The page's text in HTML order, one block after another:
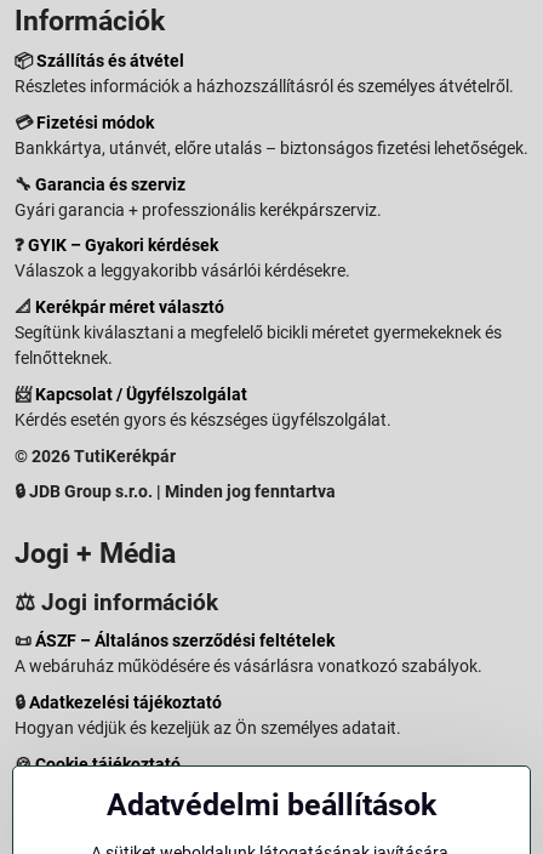
Információk
📦Szállítás és átvétel
Részletes információk a házhozszállításról és személyes átvételről.
💳Fizetési módok
Bankkártya, utánvét, előre utalás – biztonságos fizetési lehetőségek.
🔧 Garancia és szerviz
Gyári garancia + professzionális kerékpárszerviz.
❓GYIK – Gyakori kérdések
Válaszok a leggyakoribb vásárlói kérdésekre.
📐 Kerékpár méret választó
Segítünk kiválasztani a megfelelő bicikli méretet gyermekeknek és
felnőtteknek.
📨Kapcsolat / Ügyfélszolgálat
Kérdés esetén gyors és készséges ügyfélszolgálat.
© 2026 TutiKerékpár
🔒 JDB Group s.r.o. | Minden jog fenntartva
Jogi + Média
⚖️ Jogi információk
📜ÁSZF – Általános szerződési feltételek
A webáruház működésére és vásárlásra vonatkozó szabályok.
🔒Adatkezelési tájékoztató
Hogyan védjük és kezeljük az Ön személyes adatait.
🍪Cookie tájékoztató
A weboldalon használt sütikről és adatkezelésről.
Adatvédelmi beállítások